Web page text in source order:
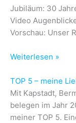
Jubiläum: 30
Video
Vorschau: Unser
Weiterlesen »
TOP 5 – meine
Mit Kapstadt,
belegen im Jahr
meiner TOP 5.